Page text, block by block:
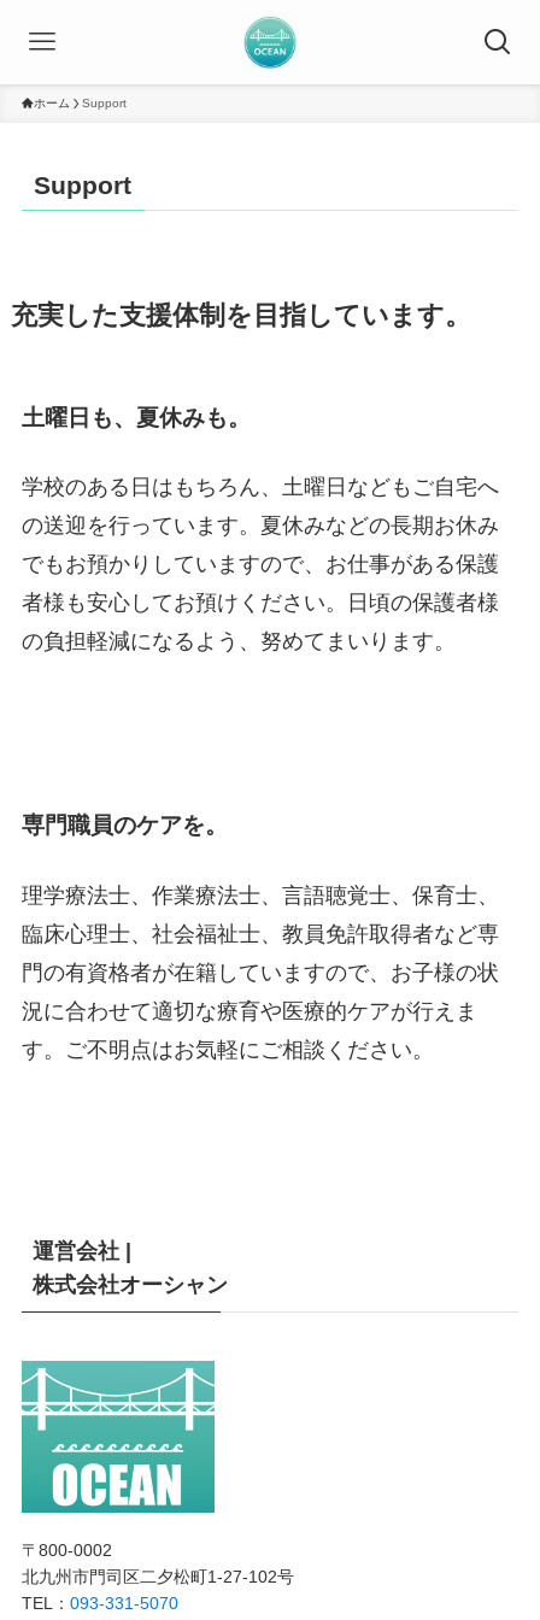
ホーム Support
Support
充実した支援体制を目指しています。
土曜日も、夏休みも。
学校のある日はもちろん、土曜日などもご自宅へ
の送迎を行っています。夏休みなどの長期お休み
でもお預かりしていますので、お仕事がある保護
者様も安心してお預けください。日頃の保護者様
の負担軽減になるよう、努めてまいります。
専門職員のケアを。
理学療法士、作業療法士、言語聴覚士、保育士、
臨床心理士、社会福祉士、教員免許取得者など専
門の有資格者が在籍していますので、お子様の状
況に合わせて適切な療育や医療的ケアが行えま
す。ご不明点はお気軽にご相談ください。
運営会社 |
株式会社オーシャン
〒800-0002
北九州市門司区二夕松町1-27-102号
TEL： 093-331-5070